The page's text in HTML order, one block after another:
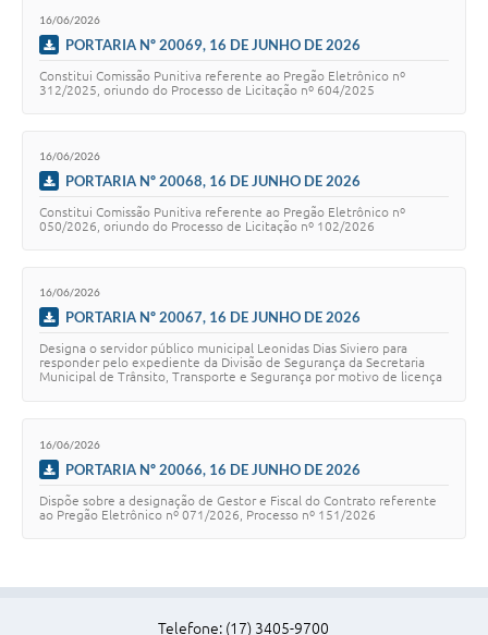
16/06/2026
PORTARIA Nº 20069, 16 DE JUNHO DE 2026
Constitui Comissão Punitiva referente ao Pregão Eletrônico nº
312/2025, oriundo do Processo de Licitação nº 604/2025
16/06/2026
PORTARIA Nº 20068, 16 DE JUNHO DE 2026
Constitui Comissão Punitiva referente ao Pregão Eletrônico nº
050/2026, oriundo do Processo de Licitação nº 102/2026
16/06/2026
PORTARIA Nº 20067, 16 DE JUNHO DE 2026
Designa o servidor público municipal Leonidas Dias Siviero para
responder pelo expediente da Divisão de Segurança da Secretaria
Municipal de Trânsito, Transporte e Segurança por motivo de licença
16/06/2026
PORTARIA Nº 20066, 16 DE JUNHO DE 2026
Dispõe sobre a designação de Gestor e Fiscal do Contrato referente
ao Pregão Eletrônico nº 071/2026, Processo nº 151/2026
Telefone: (17) 3405-9700